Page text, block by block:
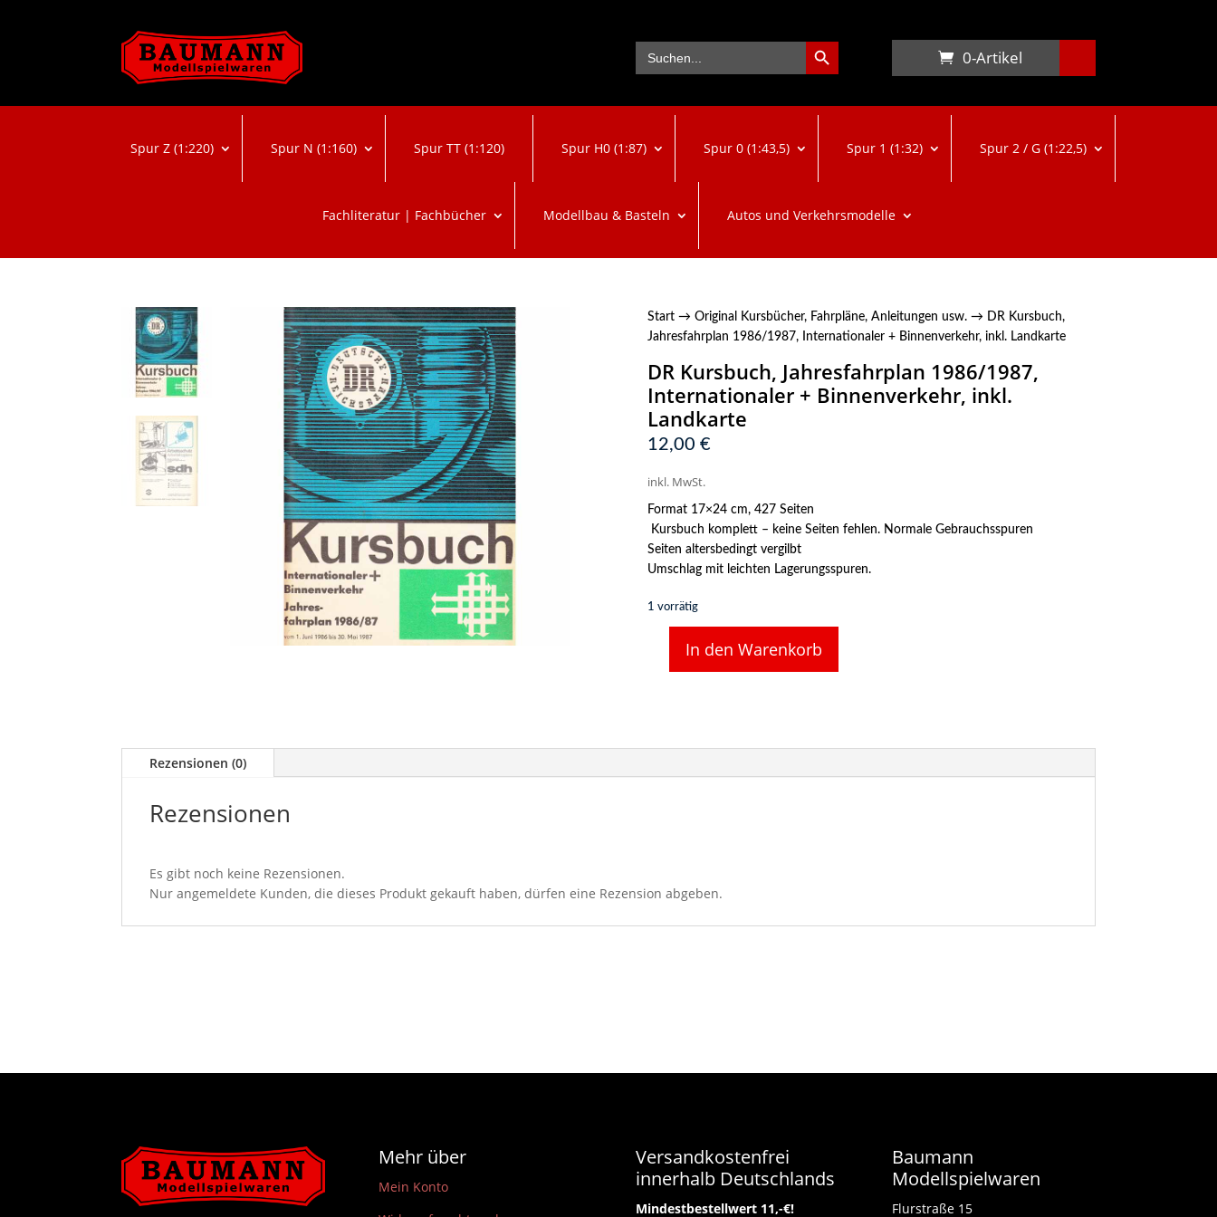
Search
for:
Search Button
0-Artikel
Spur Z (1:220) Spur N (1:160) Spur TT (1:120) Spur H0 (1:87) Spur 0 (1:43,5) Spur 1 (1:32) Spur 2 / G (1:22,5)
Fachliteratur | Fachbücher Modellbau & Basteln Autos und Verkehrsmodelle
Start→ Original Kursbücher, Fahrpläne, Anleitungen usw.→ DR Kursbuch,
Jahresfahrplan 1986/1987, Internationaler + Binnenverkehr, inkl. Landkarte
DR Kursbuch, Jahresfahrplan 1986/1987,
Internationaler + Binnenverkehr, inkl.
Landkarte
12,00 €
inkl. MwSt.
Format 17×24 cm, 427 Seiten
Kursbuch komplett – keine Seiten fehlen. Normale Gebrauchsspuren
Seiten altersbedingt vergilbt
Umschlag mit leichten Lagerungsspuren.
1 vorrätig
Kursbuch,
Binnenverkehr,
In den Warenkorb
Rezensionen (0)
Rezensionen
Es gibt noch keine Rezensionen.
Nur angemeldete Kunden, die dieses Produkt gekauft haben, dürfen eine Rezension abgeben.
Mehr über
Mein Konto
Versandkostenfrei
innerhalb Deutschlands
Mindestbestellwert 11,-€!
Baumann
Modellspielwaren
Flurstraße 15